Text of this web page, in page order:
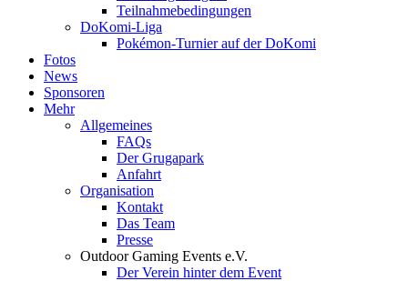
Teilnahmebedingungen
DoKomi-Liga
Pokémon-Turnier auf der DoKomi
Fotos
News
Sponsoren
Mehr
Allgemeines
FAQs
Der Grugapark
Anfahrt
Organisation
Kontakt
Das Team
Presse
Outdoor Gaming Events e.V.
Der Verein hinter dem Event